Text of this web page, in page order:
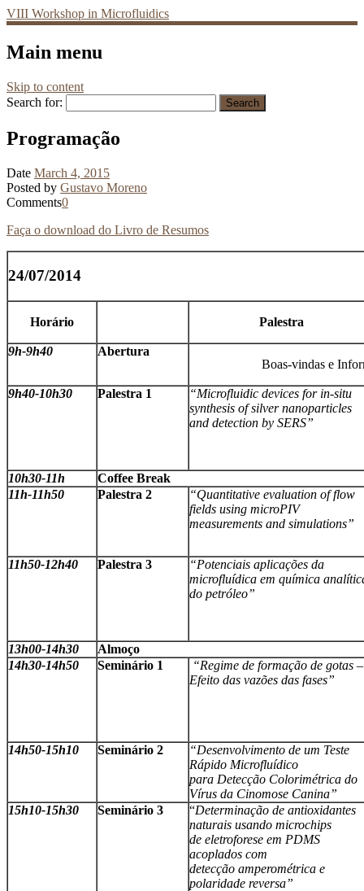
VIII Workshop in Microfluidics
Main menu
Skip to content
Search for:
Programação
Date March 4, 2015
Posted by Gustavo Moreno
Comments0
Faça o download do Livro de Resumos
24/07/2014
Horário Palestra
9h-9h40
Abertura
Boas-vindas e
9h40-10h30 Palestra 1
“Microfluidic devices for in-situ
synthesis of silver nanoparticles
and detection by SERS”
10h30-11h
Coffee Break
11h-11h50
Palestra 2
“Quantitative evaluation of flow
fields using microPIV
measurements and simulations”
11h50-12h40 Palestra 3
“Potenciais aplicações da
microfluídica em química
do petróleo”
13h00-14h30
Almoço
14h30-14h50
Seminário 1
“Regime de formação de gotas –
Efeito das vazões das fases”
14h50-15h10 Seminário 2
“Desenvolvimento de um Teste
Rápido Microfluídico
para Detecção Colorimétrica do
Vírus da Cinomose Canina”
15h10-15h30 Seminário 3 “Determinação de antioxidantes
naturais usando microchips
de eletroforese em PDMS
acoplados com
detecção amperométrica e
polaridade reversa”